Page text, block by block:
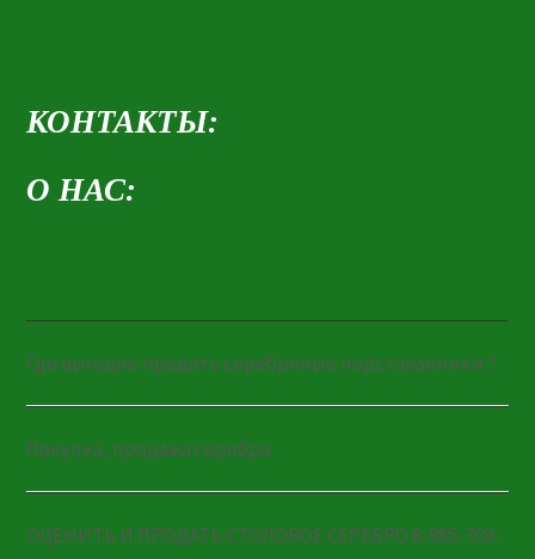
КОНТАКТЫ:
О НАС:
Где выгодно продать серебряные подстаканники ?
Покупка, продажа серебра.
ОЦЕНИТЬ И ПРОДАТЬ СТОЛОВОЕ СЕРЕБРО 8-985-769-